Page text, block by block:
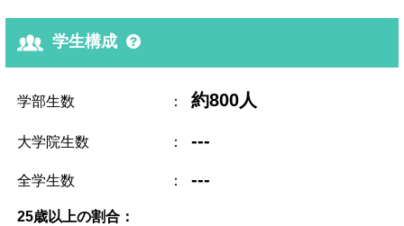
学生構成
学部生数 ： 約800人
大学院生数 ： ---
全学生数 ： ---
25歳以上の割合：